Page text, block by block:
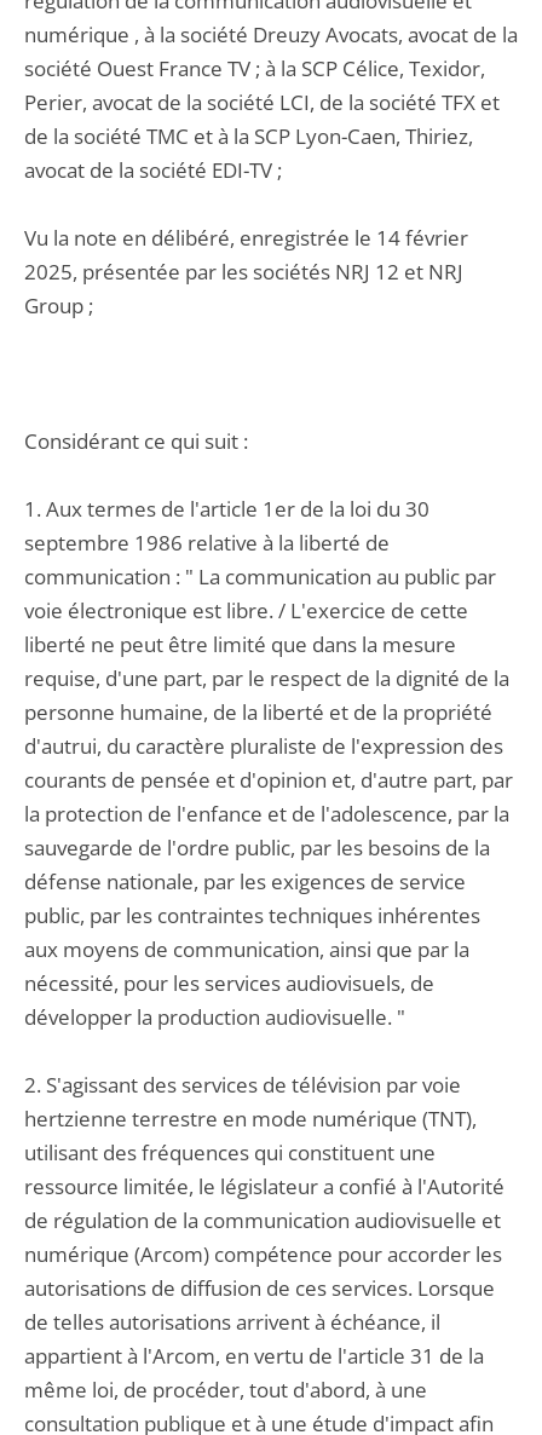
numérique , à la société Dreuzy Avocats, avocat de la
société Ouest France TV ; à la SCP Célice, Texidor,
Perier, avocat de la société LCI, de la société TFX et
de la société TMC et à la SCP Lyon-Caen, Thiriez,
avocat de la société EDI-TV ;
Vu la note en délibéré, enregistrée le 14 février
2025, présentée par les sociétés NRJ 12 et NRJ
Group ;
Considérant ce qui suit :
1. Aux termes de l'article 1er de la loi du 30
septembre 1986 relative à la liberté de
communication : " La communication au public par
voie électronique est libre. / L'exercice de cette
liberté ne peut être limité que dans la mesure
requise, d'une part, par le respect de la dignité de la
personne humaine, de la liberté et de la propriété
d'autrui, du caractère pluraliste de l'expression des
courants de pensée et d'opinion et, d'autre part, par
la protection de l'enfance et de l'adolescence, par la
sauvegarde de l'ordre public, par les besoins de la
défense nationale, par les exigences de service
public, par les contraintes techniques inhérentes
aux moyens de communication, ainsi que par la
nécessité, pour les services audiovisuels, de
développer la production audiovisuelle. "
2. S'agissant des services de télévision par voie
hertzienne terrestre en mode numérique (TNT),
utilisant des fréquences qui constituent une
ressource limitée, le législateur a confié à l'Autorité
de régulation de la communication audiovisuelle et
numérique (Arcom) compétence pour accorder les
autorisations de diffusion de ces services. Lorsque
de telles autorisations arrivent à échéance, il
appartient à l'Arcom, en vertu de l'article 31 de la
même loi, de procéder, tout d'abord, à une
consultation publique et à une étude d'impact afin